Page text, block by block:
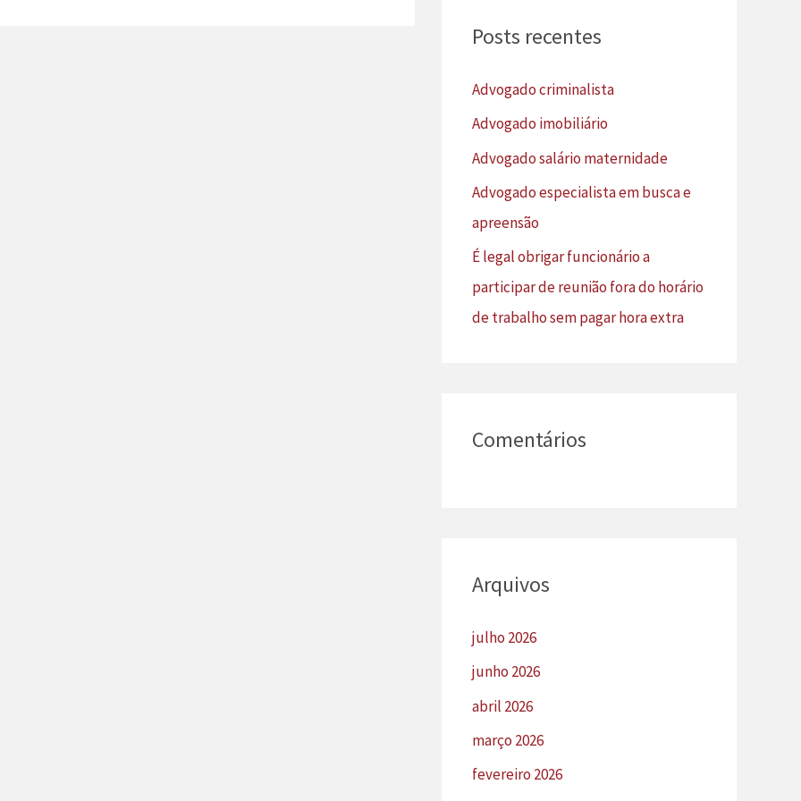
i
p
o
r
:
Posts recentes
Advogado criminalista
Advogado imobiliário
Advogado salário maternidade
Advogado especialista em busca e
apreensão
É legal obrigar funcionário a
participar de reunião fora do horário
de trabalho sem pagar hora extra
Comentários
Arquivos
julho 2026
junho 2026
abril 2026
março 2026
fevereiro 2026